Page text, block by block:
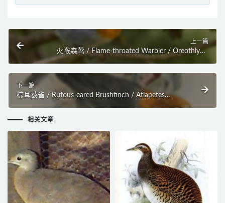
上一篇
火喉森莺 / Flame-throated Warbler / Oreothlypis
下一篇
棕耳薮雀 / Rufous-eared Brushfinch / Atlapetes
相关文章